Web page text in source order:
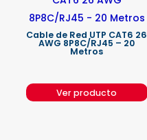
Cable de Red UTP CAT6 26
AWG 8P8C/RJ45 – 20
Metros
Ver producto